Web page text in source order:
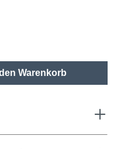
den Warenkorb